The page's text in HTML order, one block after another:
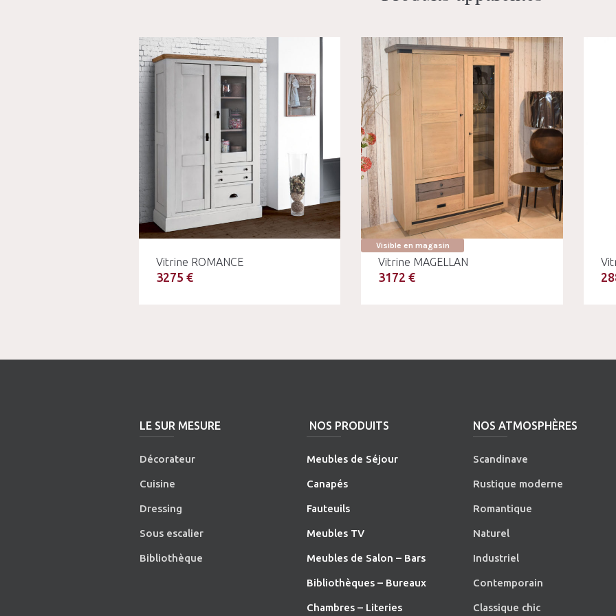
Vitrine ROMANCE
3275 €
Visible en magasin
Vitrine MAGELLAN
3172 €
LE SUR MESURE
Décorateur
Cuisine
Dressing
Sous escalier
Bibliothèque
NOS PRODUITS
Meubles de Séjour
Canapés
Fauteuils
Meubles TV
Meubles de Salon – Bars
Bibliothèques – Bureaux
Chambres – Literies
NOS ATMOSPHÈRES
Scandinave
Rustique moderne
Romantique
Naturel
Industriel
Contemporain
Classique chic